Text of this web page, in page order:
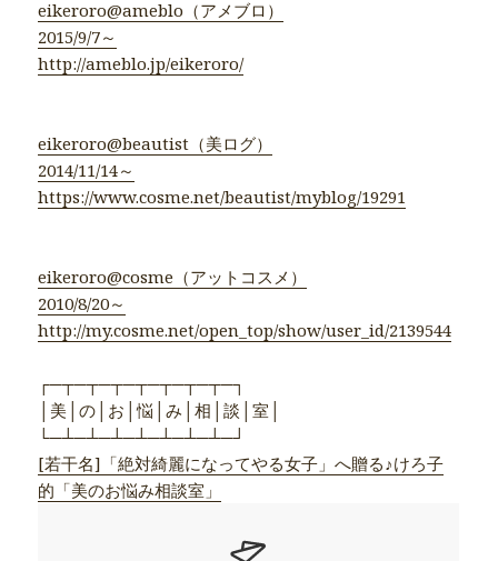
eikeroro@ameblo（アメブロ）
2015/9/7～
http://ameblo.jp/eikeroro/
eikeroro@beautist（美ログ）
2014/11/14～
https://www.cosme.net/beautist/myblog/19291
eikeroro@cosme（アットコスメ）
2010/8/20～
http://my.cosme.net/open_top/show/user_id/2139544
┌─┬─┬─┬─┬─┬─┬─┬─┐
│美│の│お│悩│み│相│談│室│
└─┴─┴─┴─┴─┴─┴─┴─┘
[若干名]「絶対綺麗になってやる女子」へ贈る♪けろ子
的「美のお悩み相談室」